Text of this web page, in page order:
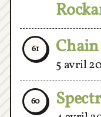
61
5 avril
60
4 avril